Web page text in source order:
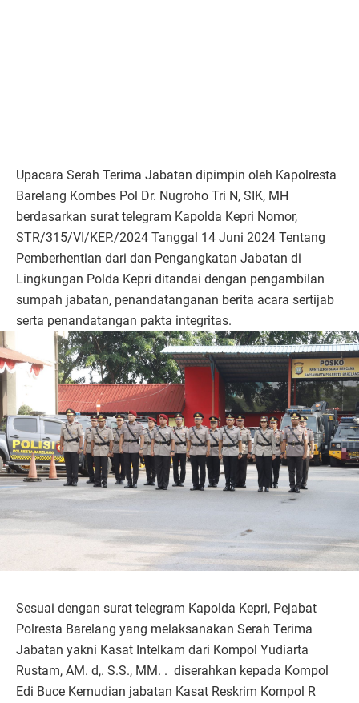
Upacara Serah Terima Jabatan dipimpin oleh Kapolresta
Barelang Kombes Pol Dr. Nugroho Tri N, SIK, MH
berdasarkan surat telegram Kapolda Kepri Nomor,
STR/315/VI/KEP./2024 Tanggal 14 Juni 2024 Tentang
Pemberhentian dari dan Pengangkatan Jabatan di
Lingkungan Polda Kepri ditandai dengan pengambilan
sumpah jabatan, penandatanganan berita acara sertijab
serta penandatangan pakta integritas.
Sesuai dengan surat telegram Kapolda Kepri, Pejabat
Polresta Barelang yang melaksanakan Serah Terima
Jabatan yakni Kasat Intelkam dari Kompol Yudiarta
Rustam, AM. d,. S.S., MM. . diserahkan kepada Kompol
Edi Buce Kemudian jabatan Kasat Reskrim Kompol R